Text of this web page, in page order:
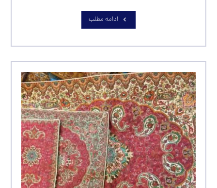
ادامه مطلب